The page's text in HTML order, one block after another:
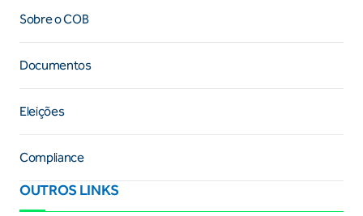
Sobre o COB
Documentos
Eleições
Compliance
OUTROS LINKS